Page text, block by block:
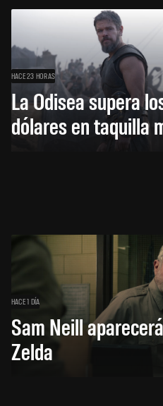
HACE 23 HORAS
La Odisea supera
dólares en taquilla
HACE 1 DÍA
Sam Neill
Zelda